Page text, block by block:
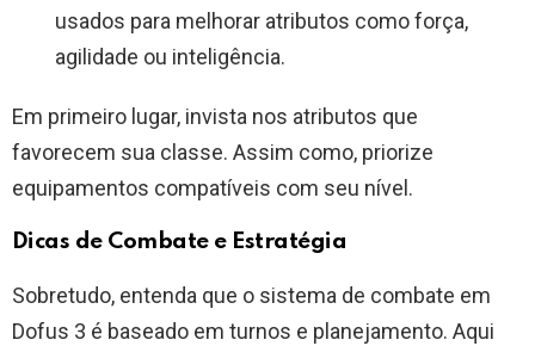
usados para melhorar atributos como força,
agilidade ou inteligência.
Em primeiro lugar, invista nos atributos que
favorecem sua classe. Assim como, priorize
equipamentos compatíveis com seu nível.
Dicas de Combate e Estratégia
Sobretudo, entenda que o sistema de combate em
Dofus 3 é baseado em turnos e planejamento. Aqui